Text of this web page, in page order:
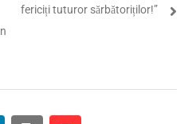
fericiți tuturor sărbătoriților!”